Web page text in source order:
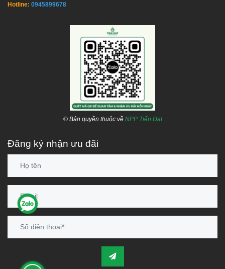
Hotline: 0945899678
© Bản quyền thuộc về NPP Tiến Đạt
Đăng ký nhận ưu đãi